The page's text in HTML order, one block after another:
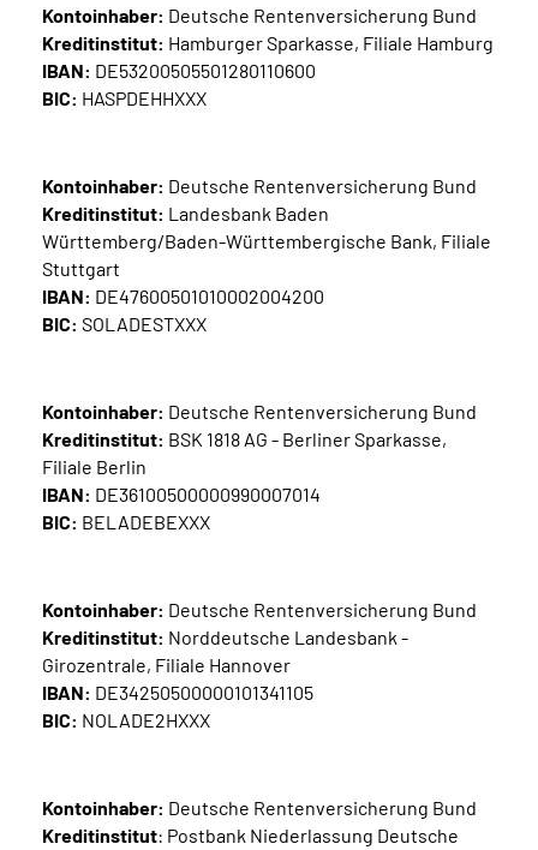
Kontoinhaber: Deutsche Rentenversicherung Bund
Kreditinstitut: Hamburger Sparkasse, Filiale Hamburg
IBAN: DE53200505501280110600
BIC: HASPDEHHXXX
Kontoinhaber: Deutsche Rentenversicherung Bund
Kreditinstitut: Landesbank Baden
Württemberg/Baden-Württembergische Bank, Filiale
Stuttgart
IBAN: DE47600501010002004200
BIC: SOLADESTXXX
Kontoinhaber: Deutsche Rentenversicherung Bund
Kreditinstitut: BSK 1818 AG - Berliner Sparkasse,
Filiale Berlin
IBAN: DE36100500000990007014
BIC: BELADEBEXXX
Kontoinhaber: Deutsche Rentenversicherung Bund
Kreditinstitut: Norddeutsche Landesbank -
Girozentrale, Filiale Hannover
IBAN: DE34250500000101341105
BIC: NOLADE2HXXX
Kontoinhaber: Deutsche Rentenversicherung Bund
Kreditinstitut: Postbank Niederlassung Deutsche